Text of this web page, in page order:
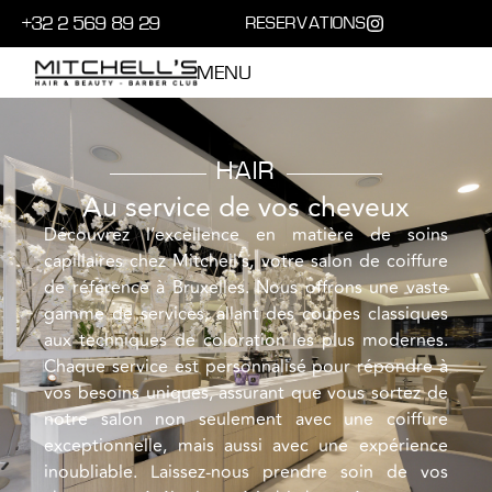
+32 2 569 89 29 RESERVATIONS
MENU
HAIR
Au service de vos cheveux
Découvrez l’excellence en matière de soins
capillaires chez Mitchell’s, votre salon de coiffure
de référence à Bruxelles. Nous offrons une vaste
gamme de services, allant des coupes classiques
aux techniques de coloration les plus modernes.
Chaque service est personnalisé pour répondre à
vos besoins uniques, assurant que vous sortez de
notre salon non seulement avec une coiffure
exceptionnelle, mais aussi avec une expérience
inoubliable. Laissez-nous prendre soin de vos